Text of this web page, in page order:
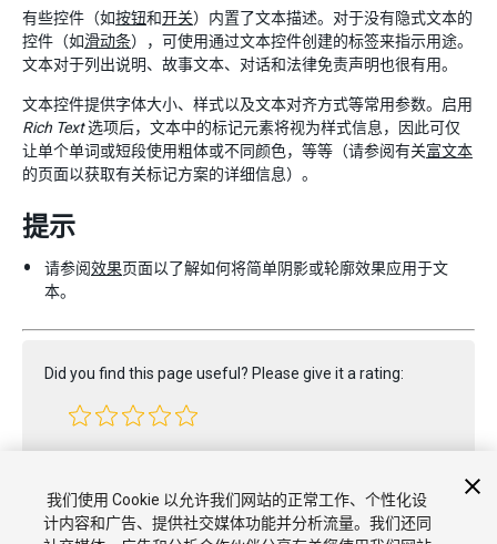
有些控件（如按钮和开关）内置了文本描述。对于没有隐式文本的
控件（如滑动条），可使用通过文本控件创建的标签来指示用途。
文本对于列出说明、故事文本、对话和法律免责声明也很有用。
文本控件提供字体大小、样式以及文本对齐方式等常用参数。启用
Rich Text选项后，文本中的标记元素将视为样式信息，因此可仅
让单个单词或短段使用粗体或不同颜色，等等（请参阅有关富文本
的页面以获取有关标记方案的详细信息）。
提示
请参阅效果页面以了解如何将简单阴影或轮廓效果应用于文
本。
Did you find this page useful? Please give it a rating:
我们使用 Cookie 以允许我们网站的正常工作、个性化设
计内容和广告、提供社交媒体功能并分析流量。我们还同